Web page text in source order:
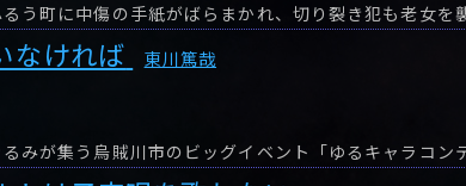
う町に中傷の手紙がばらまかれ、切り裂き犯も老女を襲
なければ 東川篤哉
みが集う烏賊川市のビッグイベント「ゆるキャラコン